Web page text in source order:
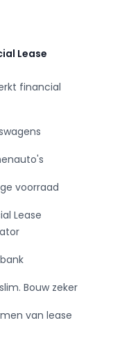
NL 020-
geld terug
Lease
financial
voorraad
Lease
Bouw zeker
van lease